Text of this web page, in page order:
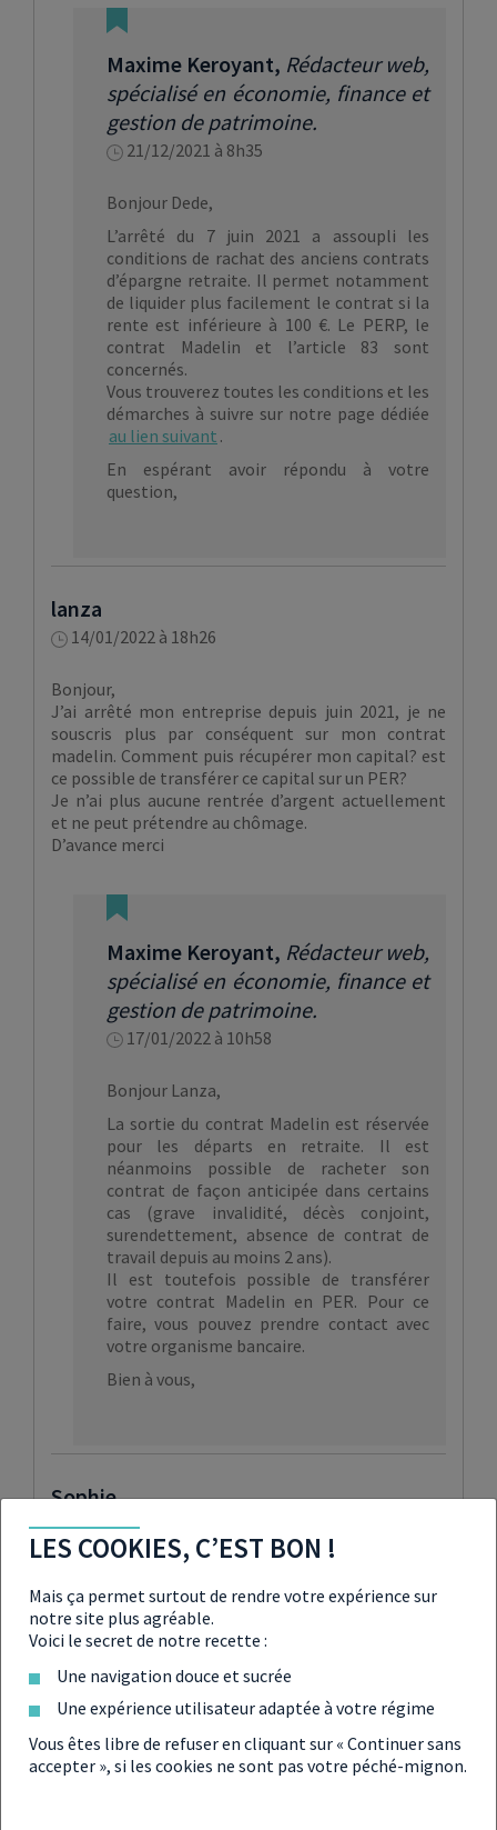
Maxime Keroyant, Rédacteur web,
spécialisé en économie, finance et
gestion de patrimoine.
21/12/2021 à 8h35
Bonjour Dede,
L’arrêté du 7 juin 2021 a assoupli les
conditions de rachat des anciens contrats
d’épargne retraite. Il permet notamment
de liquider plus facilement le contrat si la
rente est inférieure à 100 €. Le PERP, le
contrat Madelin et l’article 83 sont
concernés.
Vous trouverez toutes les conditions et les
démarches à suivre sur notre page dédiée
au lien suivant .
En espérant avoir répondu à votre
question,
lanza
14/01/2022 à 18h26
Bonjour,
J’ai arrêté mon entreprise depuis juin 2021, je ne
souscris plus par conséquent sur mon contrat
madelin. Comment puis récupérer mon capital? est
ce possible de transférer ce capital sur un PER?
Je n’ai plus aucune rentrée d’argent actuellement
et ne peut prétendre au chômage.
D’avance merci
Maxime Keroyant, Rédacteur web,
spécialisé en économie, finance et
gestion de patrimoine.
17/01/2022 à 10h58
Bonjour Lanza,
La sortie du contrat Madelin est réservée
pour les départs en retraite. Il est
néanmoins possible de racheter son
contrat de façon anticipée dans certains
cas (grave invalidité, décès conjoint,
surendettement, absence de contrat de
travail depuis au moins 2 ans).
Il est toutefois possible de transférer
votre contrat Madelin en PER. Pour ce
faire, vous pouvez prendre contact avec
votre organisme bancaire.
Bien à vous,
Sophie
23/10/2022 à 7h21
– Peut-on avoir plusieurs PER auprès de différents
assureurs ?
– Mon assureur me propose d’arrêter les
versements Madelin , de le conserver, et s’ouvrir un
PER à côté, il me dit qu’il ne peut pas transférer
mon madelin vers un PER, est ce normal ?
LES COOKIES, C’EST BON !
Mais ça permet surtout de rendre votre expérience sur
notre site plus agréable.
Voici le secret de notre recette :
Une navigation douce et sucrée
Une expérience utilisateur adaptée à votre régime
Vous êtes libre de refuser en cliquant sur « Continuer sans
accepter », si les cookies ne sont pas votre péché-mignon.